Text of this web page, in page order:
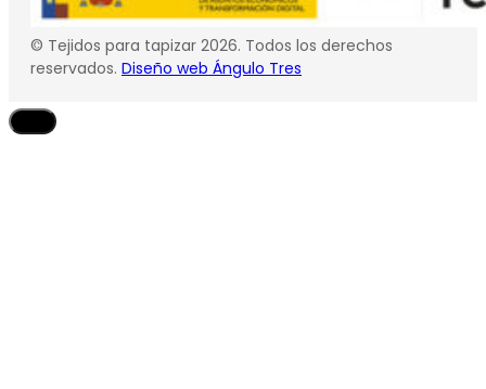
© Tejidos para tapizar 2026. Todos los derechos
reservados. Diseño web Ángulo Tres